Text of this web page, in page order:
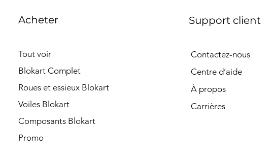
Acheter
Tout voir
Blokart Complet
Roues et essieux Blokart
Voiles Blokart
Composants Blokart
Promo
Support client
Contactez-nous
Centre d’aide
À propos
Carrières